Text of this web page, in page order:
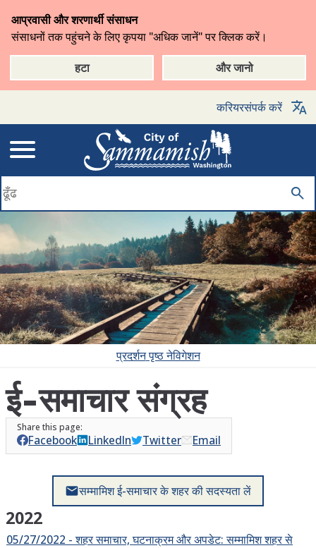
सामग्री
जाएँ
आप्रवासी और शरणार्थी संसाधन
संसाधनों तक पहुंचने के लिए कृपया "अधिक जानें" पर क्लिक करें।
हटा
और जानो
करियरसंपर्क करें
प्रदर्शनपृष्ठ नेविगेशन
ई-समाचार संग्रह
Facebook LinkedIn Twitter Email
mailसम्मामिश ई-समाचार के शहर की सदस्यता लें
2022
05/27/2022 - शहर समाचार, घटनाक्रम और अपडेट: सम्मामिश शहर से